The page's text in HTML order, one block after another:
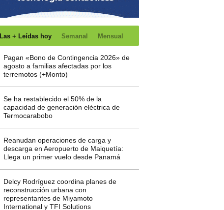
Las + Leídas hoy Semanal Mensual
Pagan «Bono de Contingencia 2026» de
agosto a familias afectadas por los
terremotos (+Monto)
Se ha restablecido el 50% de la
capacidad de generación eléctrica de
Termocarabobo
Reanudan operaciones de carga y
descarga en Aeropuerto de Maiquetía:
Llega un primer vuelo desde Panamá
Delcy Rodríguez coordina planes de
reconstrucción urbana con
representantes de Miyamoto
International y TFI Solutions